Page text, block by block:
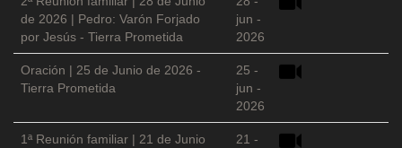
de 2026 | Pedro: Varón Forjado
por Jesús - Tierra Prometida
jun -
2026
Oración | 25 de Junio de 2026 -
Tierra Prometida
25 -
jun -
2026
1ª Reunión familiar | 21 de Junio
21 -